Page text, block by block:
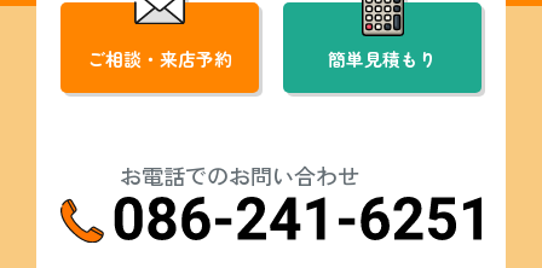
ご相談・来店予約 簡単見積もり
お電話でのお問い合わせ